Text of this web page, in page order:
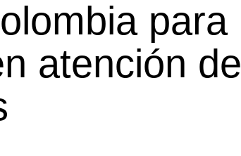
para
atención de